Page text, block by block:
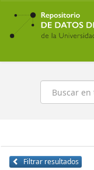
Ir
contenido
principal
Buscar
Filtrar resultados